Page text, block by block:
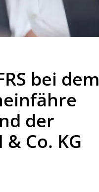
bei dem
der
Co. KG